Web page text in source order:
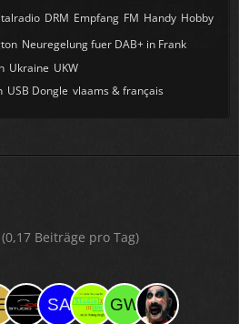
DRM Empfang FM Handy Hobby
Neuregelung fuer DAB+ in Frank
Ukraine UKW
USB Dongle vlaams & français
Beiträge pro Tag)